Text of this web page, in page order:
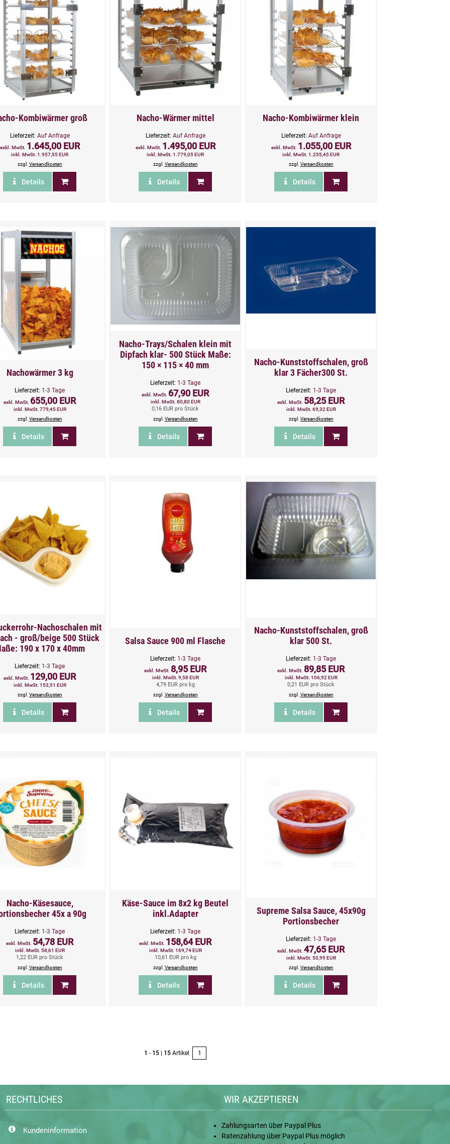
Kombiwärmer groß
Lieferzeit: Auf Anfrage
exkl. MwSt. 1.645,00 EUR
inkl. MwSt. 1.957,55 EUR
zzgl. Versandkosten
Details
Nacho-Wärmer mittel
Lieferzeit: Auf Anfrage
exkl. MwSt. 1.495,00 EUR
inkl. MwSt. 1.779,05 EUR
zzgl. Versandkosten
Details
Nacho-Kombiwärmer klein
Lieferzeit: Auf Anfrage
exkl. MwSt. 1.055,00 EUR
inkl. MwSt. 1.255,45 EUR
zzgl. Versandkosten
Details
Nachowärmer 3 kg
Lieferzeit: 1-3 Tage
exkl. MwSt. 655,00 EUR
inkl. MwSt. 779,45 EUR
zzgl. Versandkosten
Details
Nacho-Trays/Schalen klein mit
Dipfach klar- 500 Stück Maße:
150 × 115 × 40 mm
Lieferzeit: 1-3 Tage
exkl. MwSt. 67,90 EUR
inkl. MwSt. 80,80 EUR
0,16 EUR pro Stück
zzgl. Versandkosten
Details
Nacho-Kunststoffschalen, groß
klar 3 Fächer300 St.
Lieferzeit: 1-3 Tage
exkl. MwSt. 58,25 EUR
inkl. MwSt. 69,32 EUR
zzgl. Versandkosten
Details
Nachoschalen mit
- groß/beige 500 Stück
190 x 170 x 40mm
Lieferzeit: 1-3 Tage
exkl. MwSt. 129,00 EUR
inkl. MwSt. 153,51 EUR
zzgl. Versandkosten
Details
Salsa Sauce 900 ml Flasche
Lieferzeit: 1-3 Tage
exkl. MwSt. 8,95 EUR
inkl. MwSt. 9,58 EUR
4,79 EUR pro kg
zzgl. Versandkosten
Details
Nacho-Kunststoffschalen, groß
klar 500 St.
Lieferzeit: 1-3 Tage
exkl. MwSt. 89,85 EUR
inkl. MwSt. 106,92 EUR
0,21 EUR pro Stück
zzgl. Versandkosten
Details
Nacho-Käsesauce,
45x a 90g
Lieferzeit: 1-3 Tage
exkl. MwSt. 54,78 EUR
inkl. MwSt. 58,61 EUR
1,22 EUR pro Stück
zzgl. Versandkosten
Details
Käse-Sauce im 8x2 kg Beutel
inkl.Adapter
Lieferzeit: 1-3 Tage
exkl. MwSt. 158,64 EUR
inkl. MwSt. 169,74 EUR
10,61 EUR pro kg
zzgl. Versandkosten
Details
Supreme Salsa Sauce, 45x90g
Portionsbecher
Lieferzeit: 1-3 Tage
exkl. MwSt. 47,65 EUR
inkl. MwSt. 50,99 EUR
zzgl. Versandkosten
Details
1 - 15 15 Artikel 1
RECHTLICHES
Kundeninformation
WIR AKZEPTIEREN
Zahlungsarten über Paypal Plus
Ratenzahlung über Paypal Plus möglich